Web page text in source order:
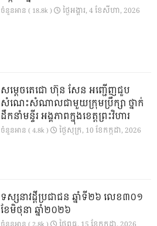
ចំនួនអាន ( 18.8k ) ថ្ងៃ​អង្គារ, 4 ខែ​សីហា, 2026
សម្តេចតេជោ ហ៊ុន សែន អញ្ជើញជួប
សំណេះសំណាលជាមួយក្រុមប្រឹក្សា ថ្នាក់
ដឹកនាំមន្ទីរ អង្គភាពក្នុងខេត្តព្រះវិហារ
ចំនួនអាន ( 4.8k ) ថ្ងៃ​សុក្រ, 10 ខែ​កក្កដា, 2026
ទស្សនាវដ្ដីប្រជាជន ឆ្នាំទី២៦ លេខ៣០១
ខែមិថុនា ឆ្នាំ២០២៦